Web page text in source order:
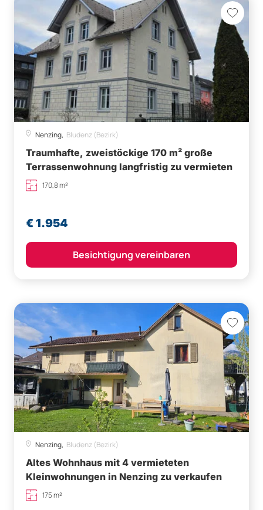
Nenzing, Bludenz (Bezirk)
Traumhafte, zweistöckige 170 m² große
Terrassenwohnung langfristig zu vermieten
170,8 m²
€ 1.954
Besichtigung vereinbaren
Nenzing, Bludenz (Bezirk)
Altes Wohnhaus mit 4 vermieteten
Kleinwohnungen in Nenzing zu verkaufen
175 m²